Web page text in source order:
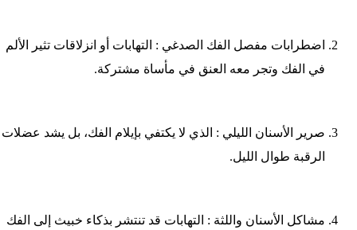
اضطرابات مفصل الفك الصدغي : التهابات أو انزلاقات تثير الألم
في الفك وتجر معه العنق في مأساة مشتركة.
صرير الأسنان الليلي : الذي لا يكتفي بإيلام الفك، بل يشد عضلات
الرقبة طوال الليل.
مشاكل الأسنان واللثة : التهابات قد تنتشر بذكاء خبيث إلى الفك